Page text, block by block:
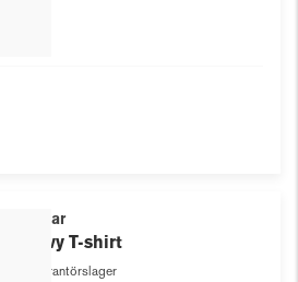
Texstar
Heavy T-shirt
Leverantörslager